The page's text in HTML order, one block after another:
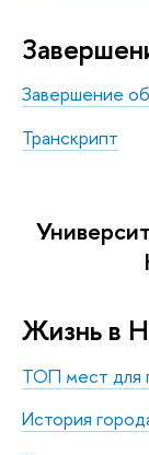
Завершение
Транскрипт
Жизнь в
ТОП мест для
История